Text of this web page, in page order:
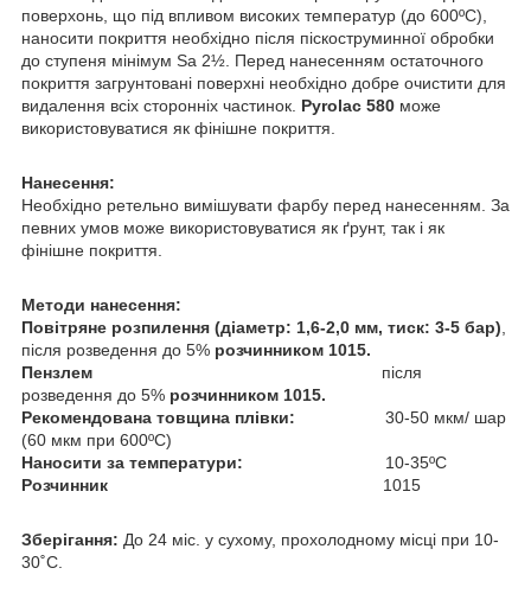
поверхонь, що під впливом високих температур (до 600ºС),
наносити покриття необхідно після піскоструминної обробки
до ступеня мінімум Sa 2½. Перед нанесенням остаточного
покриття загрунтовані поверхні необхідно добре очистити для
видалення всіх сторонніх частинок. Pyrolac 580 може
використовуватися як фінішне покриття.
Нанесення:
Необхідно ретельно вимішувати фарбу перед нанесенням. За
певних умов може використовуватися як ґрунт, так і як
фінішне покриття.
Методи нанесення:
Повітряне розпилення (діаметр: 1,6-2,0 мм, тиск: 3-5 бар)
після розведення до 5% розчинником 1015.
Пензлем після
розведення до 5% розчинником 1015.
Рекомендована товщина плівки: 30-50 мкм/ шар
(60 мкм при 600ºC)
Наносити за температури: 10-35ºC
Розчинник
1015
Зберігання: До 24 міс. у сухому, прохолодному місці при 10-
30˚C.